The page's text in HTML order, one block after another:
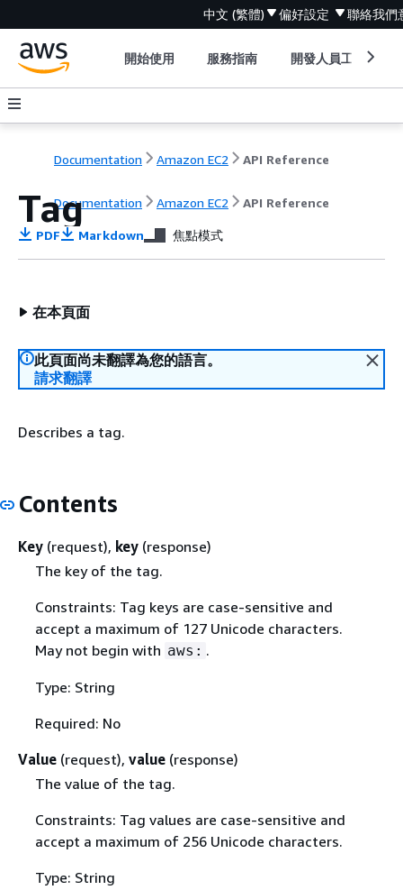
中文 (繁體) 偏好設定 聯絡我們
開始使用 服務指南 開發人員工具
Documentation Amazon EC2 API Reference
Documentation Amazon EC2 API Reference
Tag
PDF Markdown 焦點模式
在本頁面
此頁面尚未翻譯為您的語言。
請求翻譯
Describes a tag.
Contents
Key (request), key (response)
The key of the tag.
Constraints: Tag keys are case-sensitive and
accept a maximum of 127 Unicode characters.
May not begin with aws: .
Type: String
Required: No
Value (request), value (response)
The value of the tag.
Constraints: Tag values are case-sensitive and
accept a maximum of 256 Unicode characters.
Type: String